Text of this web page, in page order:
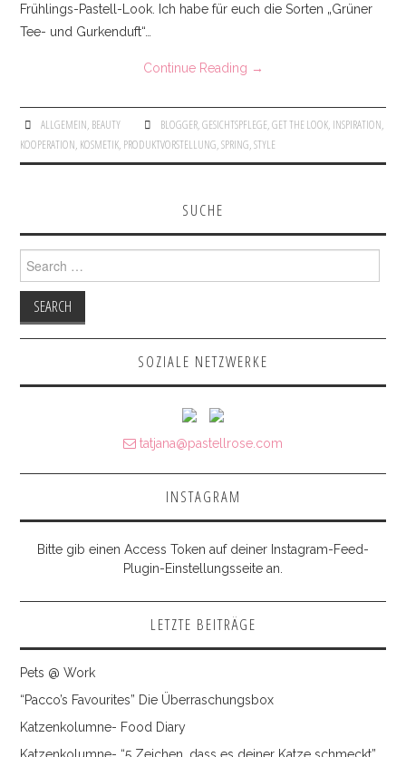
INSTAGRAM
KONTAKT
IMPRESSUM
Frühlings-Pastell-Look. Ich habe für euch die Sorten „Grüner
Tee- und Gurkenduft“…
Continue Reading →
ALLGEMEIN, BEAUTY BLOGGER,GESICHTSPFLEGE,GET THE LOOK, INSPIRATION,
KOOPERATION, KOSMETIK, PRODUKTVORSTELLUNG,SPRING,STYLE
SUCHE
Search for:
SOZIALE NETZWERKE
tatjana@pastellrose.com
INSTAGRAM
Bitte gib einen Access Token auf deiner Instagram-Feed-
Plugin-Einstellungsseite an.
LETZTE BEITRÄGE
Pets @ Work
“Pacco’s Favourites” Die Überraschungsbox
Katzenkolumne- Food Diary